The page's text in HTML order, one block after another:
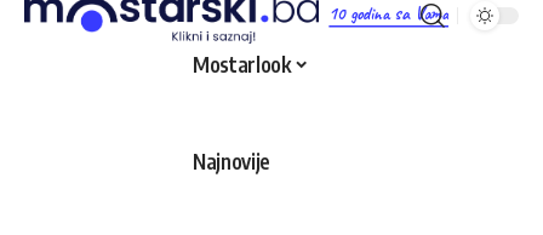
10 godina sa Vama
Mostarlook
Najnovije